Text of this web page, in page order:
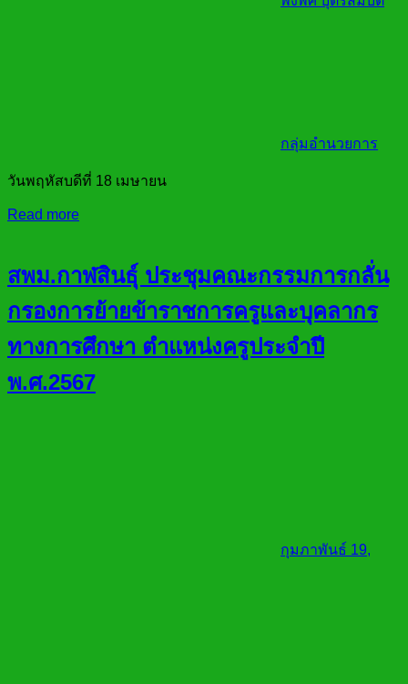
กลุ่มอำนวยการ
วันพฤหัสบดีที่ 18 เมษายน
Read more
สพม.กาฬสินธ์ุ ประชุมคณะกรรมการกลั่น
กรองการย้ายข้าราชการครูและบุคลากร
ทางการศึกษา ตำแหน่งครูประจำปี
พ.ศ.2567
กุมภาพันธ์ 19,